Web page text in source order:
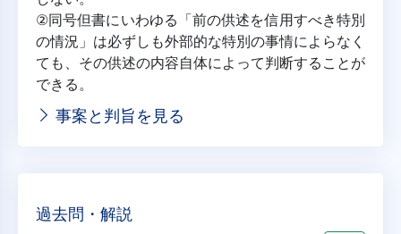
②同号但書にいわゆる「前の供述を信用すべき特別
の情況」は必ずしも外部的な特別の事情によらなく
ても、その供述の内容自体によって判断することが
できる。
事案と判旨を見る
過去問・解説